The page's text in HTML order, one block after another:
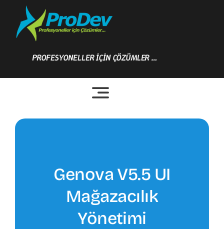
content
PROFESYONELLER İÇİN ÇÖZÜMLER …
Genova V5.5 UI
Mağazacılık
Yönetimi